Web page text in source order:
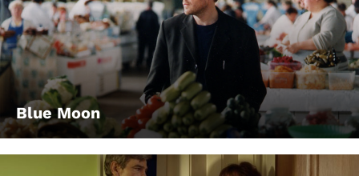
Blue Moon